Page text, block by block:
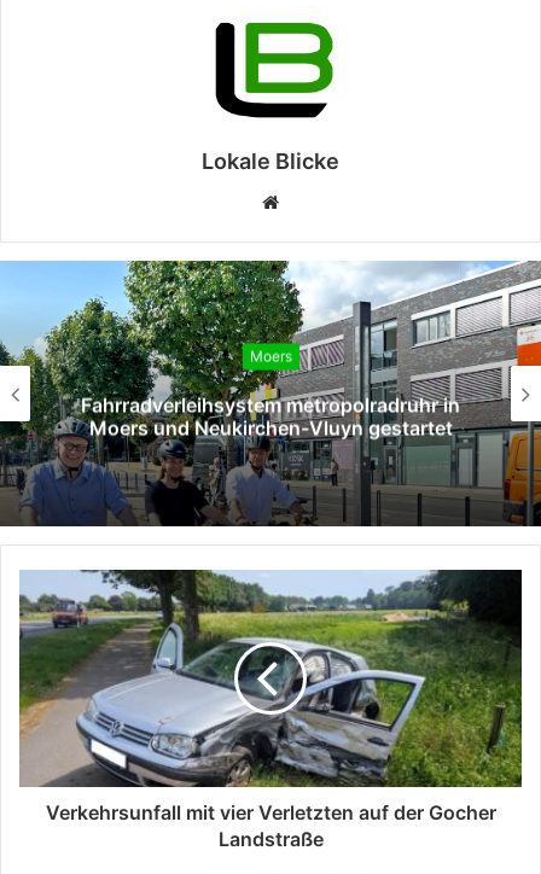
Lokale Blicke
Webseite
Moers
Fahrradverleihsystem metropolradruhr in
Moers und Neukirchen-Vluyn gestartet
Verkehrsunfall mit vier Verletzten auf der Gocher
Landstraße